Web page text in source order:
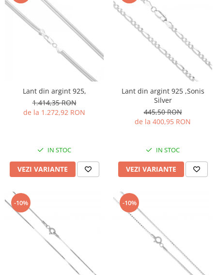
Lant din argint 925,
1.414,35 RON
de la 1.272,92 RON
IN STOC
VEZI VARIANTE
Lant din argint 925 ,Sonis
Silver
445,50 RON
de la 400,95 RON
IN STOC
VEZI VARIANTE
-10% -10%